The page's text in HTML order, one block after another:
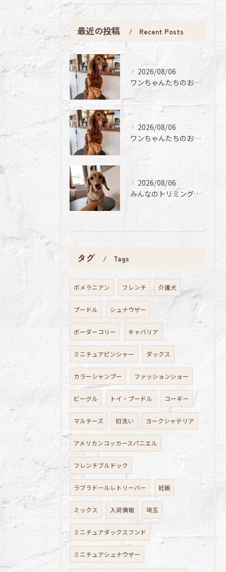
最近の投稿 Recent Posts
2026/08/06
ワンちゃんたちのお手入れ日記🐶✨
2026/08/06
ワンちゃんたちのお手入れ日記🐶✨
2026/08/06
みんなのトリミング日記🌟
タグ Tags
ポメラニアン フレンチ 介護犬
プードル シュナウザー
ボーダーコリー キャバリア
ミニチュアピンシャー ダックス
カラーシャンプー ファッションショー
ビーグル トイ・プードル コーギー
マルチーズ 初洗い ヨークシャテリア
アメリカンコッカースパニエル
フレンチブルドック
ラブラドールレトリーバー 妊娠
ミックス 入荷情報 埼玉
ミニチュアダックスフンド
ミニチュアシュナウザー